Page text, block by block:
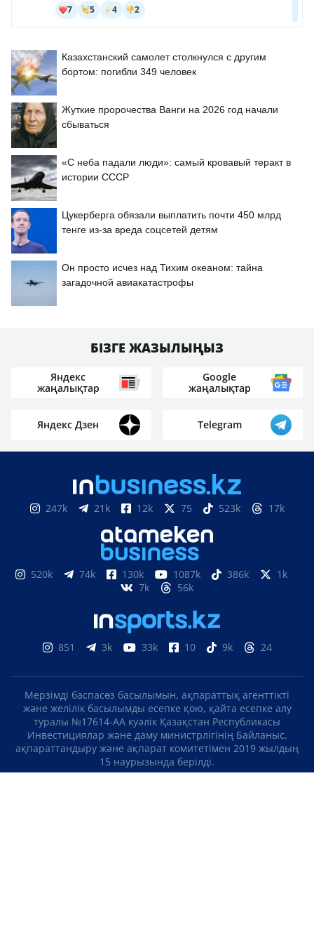
Казахстанский самолет столкнулся с другим
бортом: погибли 349 человек
Жуткие пророчества Ванги на 2026 год начали
сбываться
«С неба падали люди»: самый кровавый теракт в
истории СССР
Цукерберга обязали выплатить почти 450 млрд
тенге из-за вреда соцсетей детям
Он просто исчез над Тихим океаном: тайна
загадочной авиакатастрофы
БІЗГЕ ЖАЗЫЛЫҢЫЗ
Яндекс
жаңалықтар
Google
жаңалықтар
Яндекс Дзен Telegram
247k 21k 12k 75 523k 17k
520k 74k 130k 1087k 386k
1k
7k
56k
851 3k 33k 10 9k 24
Мерзімді баспасөз басылымын, ақпараттық агенттікті
және желілік басылымды есепке қою, қайта есепке алу
туралы №17614-АА куәлік Қазақстан Республикасы
Инвестициялар және даму министрлігінің Байланыс,
ақпараттандыру және ақпарат комитетімен 2019 жылдың
15 наурызында берілді.